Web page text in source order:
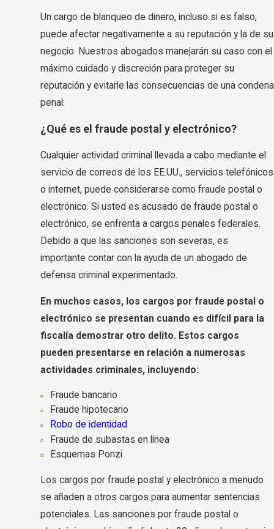
Un cargo de blanqueo de dinero, incluso si es falso,
puede afectar negativamente a su reputación y la de su
negocio. Nuestros abogados manejarán su caso con el
máximo cuidado y discreción para proteger su
reputación y evitarle las consecuencias de una condena
penal.
¿Qué es el fraude postal y electrónico?
Cualquier actividad criminal llevada a cabo mediante el
servicio de correos de los EE.UU., servicios telefónicos
o internet, puede considerarse como fraude postal o
electrónico. Si usted es acusado de fraude postal o
electrónico, se enfrenta a cargos penales federales.
Debido a que las sanciones son severas, es
importante contar con la ayuda de un abogado de
defensa criminal experimentado.
En muchos casos, los cargos por fraude postal o
electrónico se presentan cuando es difícil para la
fiscalía demostrar otro delito. Estos cargos
pueden presentarse en relación a numerosas
actividades criminales, incluyendo:
Fraude bancario
Fraude hipotecario
Robo de identidad
Fraude de subastas en línea
Esquemas Ponzi
Los cargos por fraude postal y electrónico a menudo
se añaden a otros cargos para aumentar sentencias
potenciales. Las sanciones por fraude postal o